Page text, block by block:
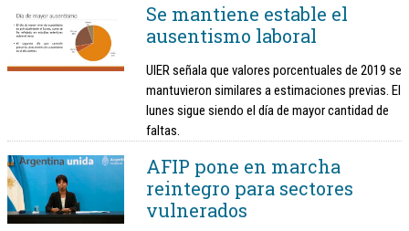
Se mantiene estable el
ausentismo laboral
UIER señala que valores porcentuales de 2019 se
mantuvieron similares a estimaciones previas. El
lunes sigue siendo el día de mayor cantidad de
faltas.
AFIP pone en marcha
reintegro para sectores
vulnerados